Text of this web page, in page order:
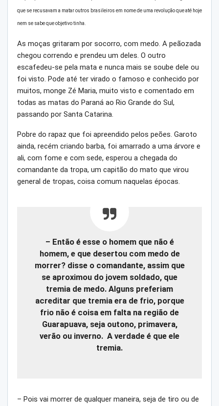
que se recusavam a matar outros brasileiros em nome de uma revolução que até hoje
nem se sabe que objetivo tinha.
As moças gritaram por socorro, com medo. A peãozada
chegou correndo e prendeu um deles. O outro
escafedeu-se pela mata e nunca mais se soube dele ou
foi visto. Pode até ter virado o famoso e conhecido por
muitos, monge Zé Maria, muito visto e comentado em
todas as matas do Paraná ao Rio Grande do Sul,
passando por Santa Catarina.
Pobre do rapaz que foi apreendido pelos peões. Garoto
ainda, recém criando barba, foi amarrado a uma árvore e
ali, com fome e com sede, esperou a chegada do
comandante da tropa, um capitão do mato que virou
general de tropas, coisa comum naquelas épocas.
– Então é esse o homem que não é
homem, e que desertou com medo de
morrer? disse o comandante, assim que
se aproximou do jovem soldado, que
tremia de medo. Alguns preferiam
acreditar que tremia era de frio, porque
frio não é coisa em falta na região de
Guarapuava, seja outono, primavera,
verão ou inverno. A verdade é que ele
tremia.
– Pois vai morrer de qualquer maneira, seja de tiro ou de